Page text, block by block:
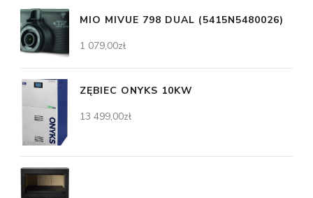
MIO MIVUE 798 DUAL (5415N5480026)
1 079,00zł
ZĘBIEC ONYKS 10KW
13 499,00zł